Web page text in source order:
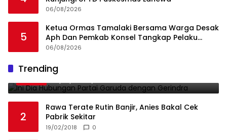
06/08/2026
5
Ketua Ormas Tamalaki Bersama Warga Desak
Aph Dan Pemkab Konsel Tangkap Pelaku
Angkut Cangkang Sawit Overload, Truk PT KAP
06/08/2026
Trending
1
Gerindra
19/02/2018 0
2
Rawa Terate Rutin Banjir, Anies Bakal Cek
Pabrik Sekitar
19/02/2018 0